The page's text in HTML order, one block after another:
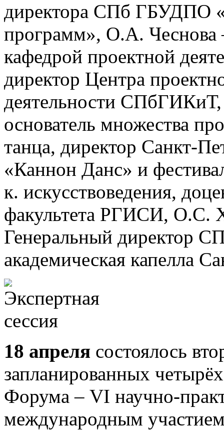
директора СПб ГБУДПО
программ», О.А. Чеснова
кафедрой проектной
директор Центра
деятельности
основатель множества
танца, директор Санкт-
«Каннон Данс» и
к. искусствоведения,
факультета РГИСИ, О.С.
Генеральный директор
академическая капелла
18 апреля состоялось
запланированных
Форума – VI научно-
международным